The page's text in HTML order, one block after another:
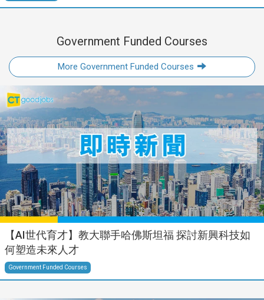
Government Funded Courses
More Government Funded Courses
【AI世代育才】教大聯手哈佛斯坦福 探討新興科技如
何塑造未來人才
Government Funded Courses